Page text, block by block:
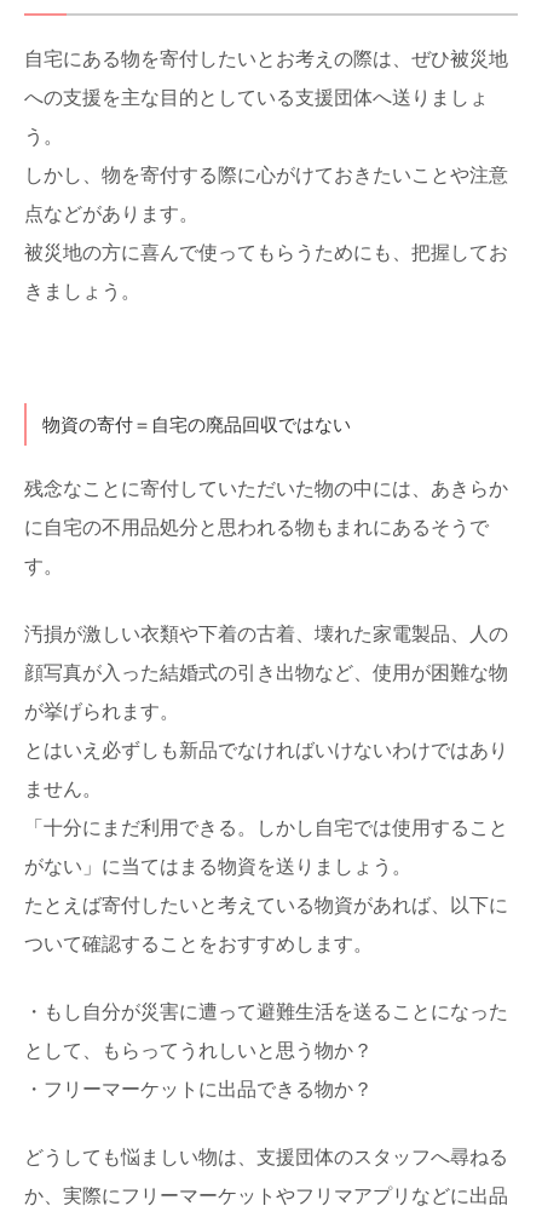
自宅にある物を寄付したいとお考えの際は、ぜひ被災地
への支援を主な目的としている支援団体へ送りましょ
う。
しかし、物を寄付する際に心がけておきたいことや注意
点などがあります。
被災地の方に喜んで使ってもらうためにも、把握してお
きましょう。
物資の寄付＝自宅の廃品回収ではない
残念なことに寄付していただいた物の中には、あきらか
に自宅の不用品処分と思われる物もまれにあるそうで
す。
汚損が激しい衣類や下着の古着、壊れた家電製品、人の
顔写真が入った結婚式の引き出物など、使用が困難な物
が挙げられます。
とはいえ必ずしも新品でなければいけないわけではあり
ません。
「十分にまだ利用できる。しかし自宅では使用すること
がない」に当てはまる物資を送りましょう。
たとえば寄付したいと考えている物資があれば、以下に
ついて確認することをおすすめします。
・もし自分が災害に遭って避難生活を送ることになった
として、もらってうれしいと思う物か？
・フリーマーケットに出品できる物か？
どうしても悩ましい物は、支援団体のスタッフへ尋ねる
か、実際にフリーマーケットやフリマアプリなどに出品